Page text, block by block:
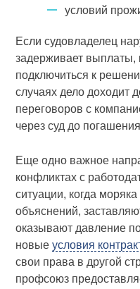
условий
Если судовладелец
задерживает
подключиться к
случаях дело доходит
переговоров с
через суд до
Еще одно важное
конфликтах с
ситуации, когда
объяснений,
оказывают давление
новыеусловия
свои права в другой
профсоюз